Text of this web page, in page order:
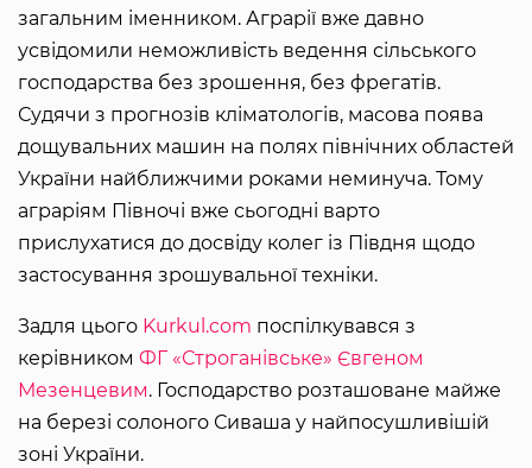
загальним іменником. Аграрії вже давно
усвідомили неможливість ведення сільського
господарства без зрошення, без фрегатів.
Судячи з прогнозів кліматологів, масова поява
дощувальних машин на полях північних областей
України найближчими роками неминуча. Тому
аграріям Півночі вже сьогодні варто
прислухатися до досвіду колег із Півдня щодо
застосування зрошувальної техніки.
Задля цього Kurkul.com поспілкувався з
керівником ФГ «Строганівське» Євгеном
Мезенцевим. Господарство розташоване майже
на березі солоного Сиваша у найпосушливішій
зоні України.